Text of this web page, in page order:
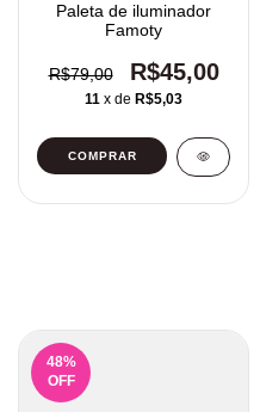
Paleta de iluminador
Famoty
R$79,00 R$45,00
11 x de R$5,03
COMPRAR
48%
OFF